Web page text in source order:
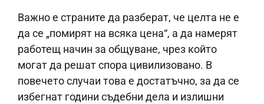
Важно е страните да разберат, че целта не е
да се „помирят на всяка цена“, а да намерят
работещ начин за общуване, чрез който
могат да решат спора цивилизовано. В
повечето случаи това е достатъчно, за да се
избегнат години съдебни дела и излишни